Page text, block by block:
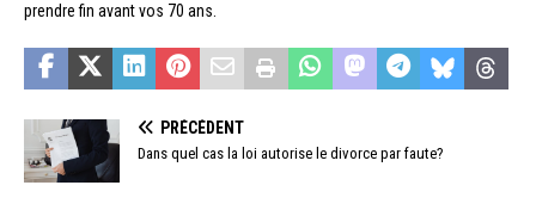
prendre fin avant vos 70 ans.
PRÉCÉDENT
Dans quel cas la loi autorise le divorce par faute?